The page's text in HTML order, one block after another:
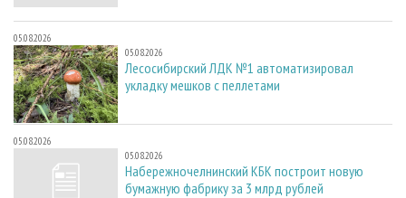
05.08.2026
05.08.2026
Лесосибирский ЛДК №1 автоматизировал
укладку мешков с пеллетами
05.08.2026
05.08.2026
Набережночелнинский КБК построит новую
бумажную фабрику за 3 млрд рублей